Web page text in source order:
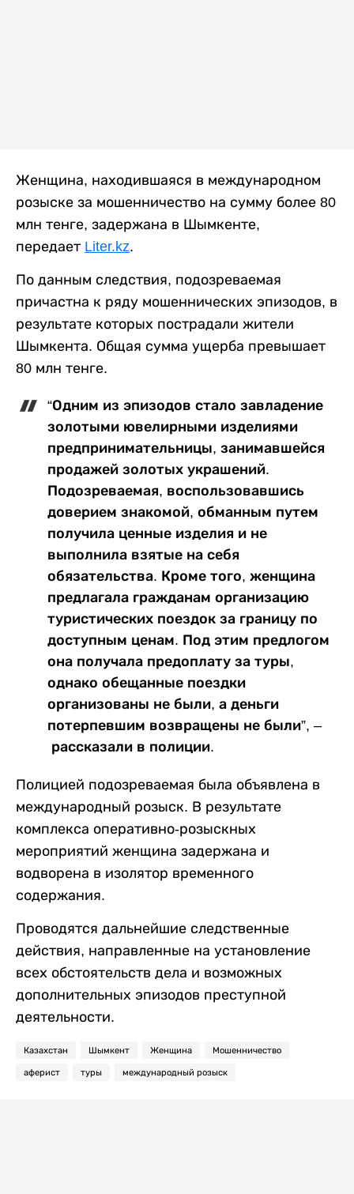
Женщина, находившаяся в международном
розыске за мошенничество на сумму более 80
млн тенге, задержана в Шымкенте,
передает Liter.kz.
По данным следствия, подозреваемая
причастна к ряду мошеннических эпизодов, в
результате которых пострадали жители
Шымкента. Общая сумма ущерба превышает
80 млн тенге.
“Одним из эпизодов стало завладение
золотыми ювелирными изделиями
предпринимательницы, занимавшейся
продажей золотых украшений.
Подозреваемая, воспользовавшись
доверием знакомой, обманным путем
получила ценные изделия и не
выполнила взятые на себя
обязательства. Кроме того, женщина
предлагала гражданам организацию
туристических поездок за границу по
доступным ценам. Под этим предлогом
она получала предоплату за туры,
однако обещанные поездки
организованы не были, а деньги
потерпевшим возвращены не были”, –
рассказали в полиции.
Полицией подозреваемая была объявлена в
международный розыск. В результате
комплекса оперативно-розыскных
мероприятий женщина задержана и
водворена в изолятор временного
содержания.
Проводятся дальнейшие следственные
действия, направленные на установление
всех обстоятельств дела и возможных
дополнительных эпизодов преступной
деятельности.
Казахстан Шымкент Женщина Мошенничество
аферист туры международный розыск